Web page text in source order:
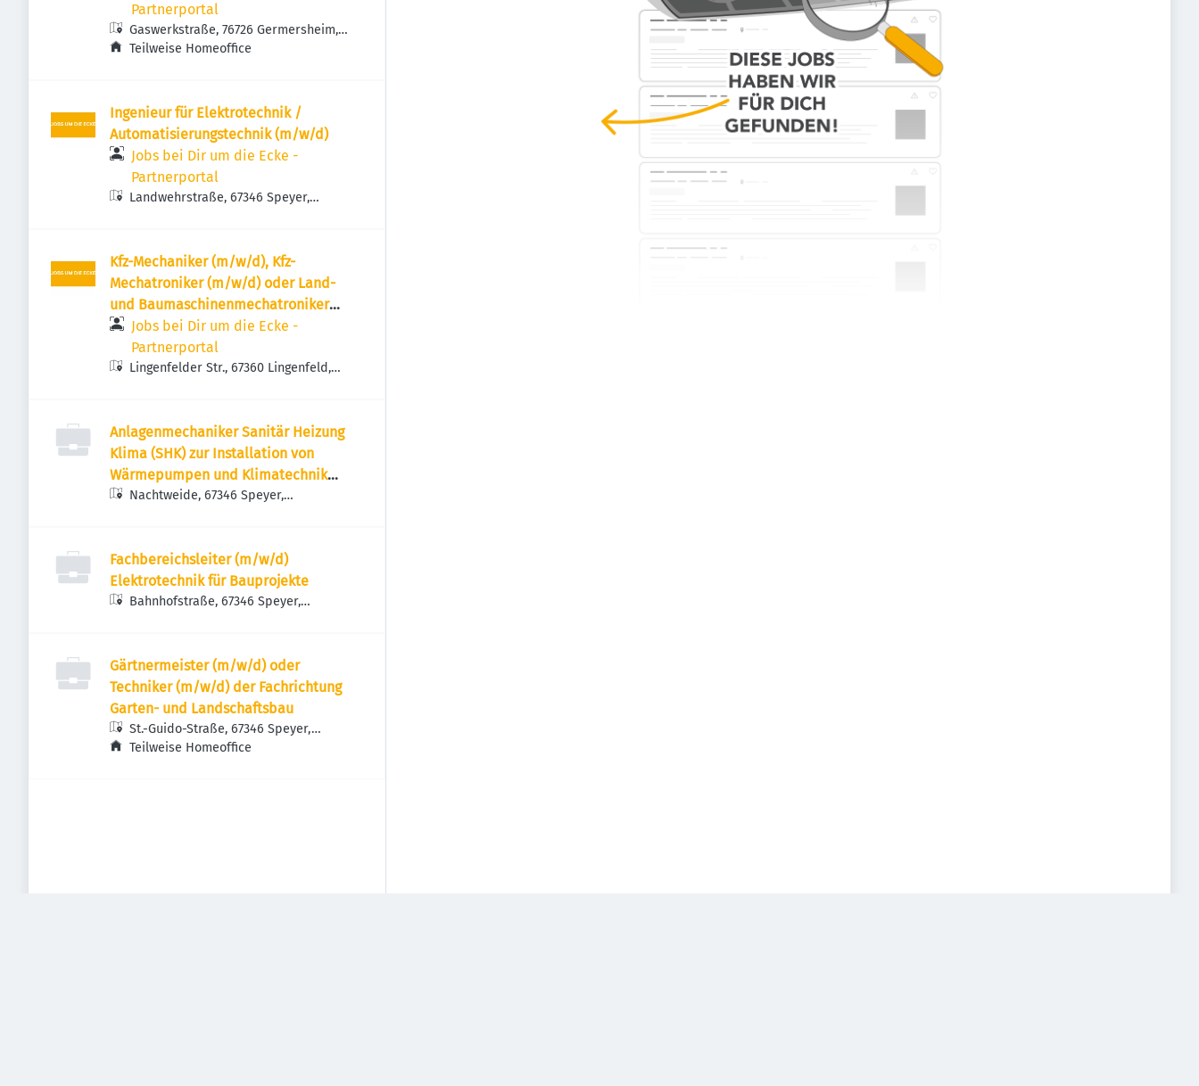
Partnerportal
Gaswerkstraße, 76726 Germersheim,
Deutschland
Teilweise Homeoffice
Ingenieur für Elektrotechnik /
Automatisierungstechnik (m/w/d)
Jobs bei Dir um die Ecke -
Partnerportal
Landwehrstraße, 67346 Speyer,
Kfz-Mechaniker (m/w/d), Kfz-
Mechatroniker (m/w/d) oder Land-
und Baumaschinenmechatroniker
(m/w/d)
Jobs bei Dir um die Ecke -
Partnerportal
Lingenfelder Str., 67360 Lingenfeld,
Anlagenmechaniker Sanitär Heizung
Klima (SHK) zur Installation von
Wärmepumpen und Klimatechnik
(m/w/d)
Nachtweide, 67346 Speyer,
Fachbereichsleiter (m/w/d)
Elektrotechnik für Bauprojekte
Bahnhofstraße, 67346 Speyer,
Gärtnermeister (m/w/d) oder
Techniker (m/w/d) der Fachrichtung
Garten- und Landschaftsbau
St.-Guido-Straße, 67346 Speyer,
Deutschland
Teilweise Homeoffice